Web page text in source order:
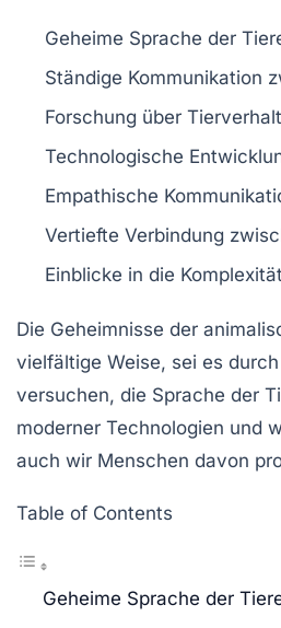
Geheime Sprache der
Ständige Kommunikation
Forschung über
Technologische
Empathische
Vertiefte Verbindung
Einblicke in die Komplexität
Die Geheimnisse der
vielfältige Weise, sei es
versuchen, die Sprache der
moderner Technologien und
auch wir Menschen davon
Table of Contents
Geheime Sprache der